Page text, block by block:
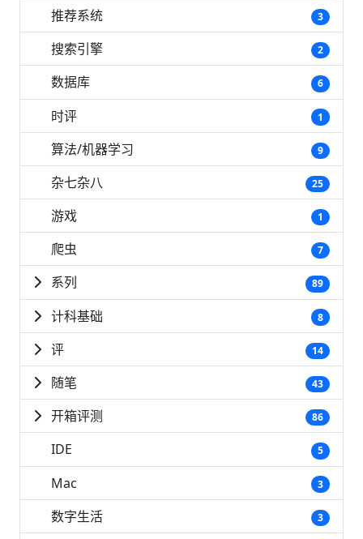
推荐系统 3
搜索引擎 2
数据库 6
时评 1
算法/机器学习 9
杂七杂八 25
游戏 1
爬虫 7
系列 89
计科基础 8
评 14
随笔 43
开箱评测 86
IDE 5
Mac 3
数字生活 3